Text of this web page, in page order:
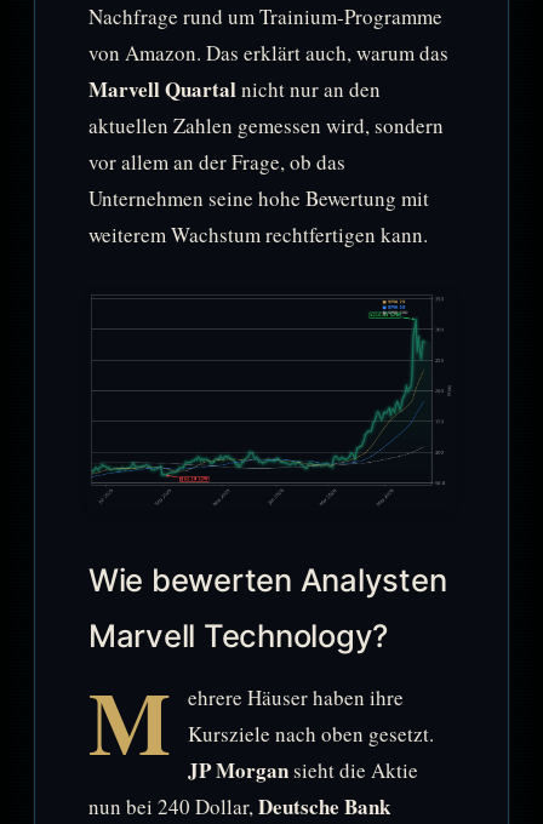
Nachfrage rund um Trainium-Programme
von Amazon. Das erklärt auch, warum das
Marvell Quartalnicht nur an den
aktuellen Zahlen gemessen wird, sondern
vor allem an der Frage, ob das
Unternehmen seine hohe Bewertung mit
weiterem Wachstum rechtfertigen kann.
Wie bewerten Analysten
Marvell Technology?
M
ehrere Häuser haben ihre
Kursziele nach oben gesetzt.
JP Morgansieht die Aktie
nun bei 240 Dollar,Deutsche Bank